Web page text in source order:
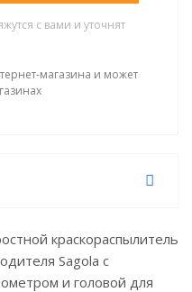
с вами и уточнят
магазина и может
краскораспылитель
Sagola с
и головой для